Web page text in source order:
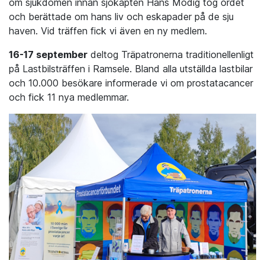
om sjukdomen innan sjökapten Hans Modig tog ordet
och berättade om hans liv och eskapader på de sju
haven. Vid träffen fick vi även en ny medlem.
16-17 september deltog Träpatronerna traditionellenligt
på Lastbilsträffen i Ramsele. Bland alla utställda lastbilar
och 10.000 besökare informerade vi om prostatacancer
och fick 11 nya medlemmar.